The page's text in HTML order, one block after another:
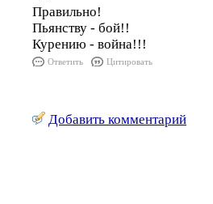
Правильно!
Пьянству - бой!!
Курению - война!!!
Ответить Цитировать
Добавить комментарий